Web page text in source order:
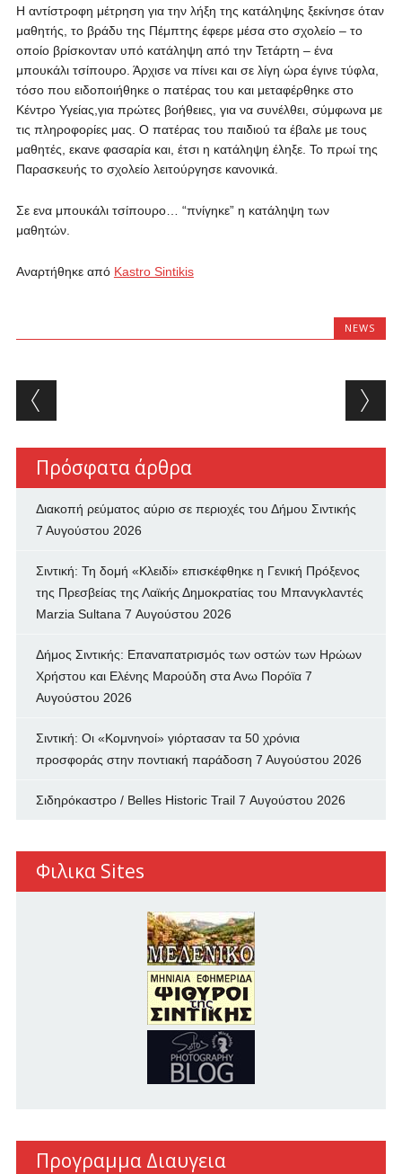
Η αντίστροφη μέτρηση για την λήξη της κατάληψης ξεκίνησε όταν
μαθητής, το βράδυ της Πέμπτης έφερε μέσα στο σχολείο – το
οποίο βρίσκονταν υπό κατάληψη από την Τετάρτη – ένα
μπουκάλι τσίπουρο. Άρχισε να πίνει και σε λίγη ώρα έγινε τύφλα,
τόσο που ειδοποιήθηκε ο πατέρας του και μεταφέρθηκε στο
Κέντρο Υγείας,για πρώτες βοήθειες, για να συνέλθει, σύμφωνα με
τις πληροφορίες μας. Ο πατέρας του παιδιού τα έβαλε με τους
μαθητές, εκανε φασαρία και, έτσι η κατάληψη έληξε. Το πρωί της
Παρασκευής το σχολείο λειτούργησε κανονικά.
Σε ενα μπουκάλι τσίπουρο… “πνίγηκε” η κατάληψη των
μαθητών.
Αναρτήθηκε από Kastro Sintikis
NEWS
Post navigation
Πρόσφατα άρθρα
Διακοπή ρεύματος αύριο σε περιοχές του Δήμου Σιντικής
7 Αυγούστου 2026
Σιντική: Τη δομή «Κλειδί» επισκέφθηκε η Γενική Πρόξενος
της Πρεσβείας της Λαϊκής Δημοκρατίας του Μπανγκλαντές
Marzia Sultana 7 Αυγούστου 2026
Δήμος Σιντικής: Επαναπατρισμός των oστών των Ηρώων
Χρήστου και Ελένης Μαρούδη στα Ανω Πορόϊα 7
Αυγούστου 2026
Σιντική: Οι «Κομνηνοί» γιόρτασαν τα 50 χρόνια
προσφοράς στην ποντιακή παράδοση 7 Αυγούστου 2026
Σιδηρόκαστρο / Belles Historic Trail 7 Αυγούστου 2026
Φιλικα Sites
Προγραμμα Διαυγεια